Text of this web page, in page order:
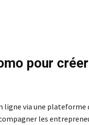
pour
via une plateforme
les